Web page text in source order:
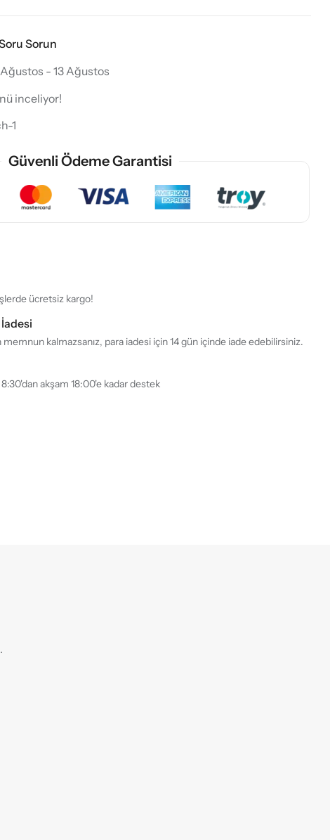
Sorun
- 13 Ağustos
inceliyor!
1
Güvenli Ödeme Garantisi
ücretsiz kargo!
memnun kalmazsanız, para iadesi için 14 gün içinde iade edebilirsiniz.
akşam 18:00'e kadar destek